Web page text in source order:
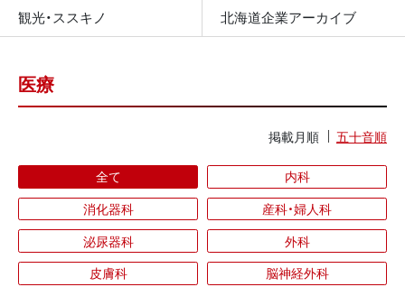
観光・ススキノ
北海道企業アーカイブ
医療
掲載月順 五十音順
全て
内科
消化器科
産科・婦人科
泌尿器科
外科
皮膚科
脳神経外科